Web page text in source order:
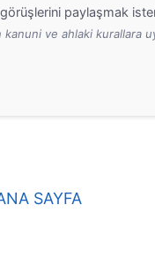
paylaşmak
kanuni ve ahlaki kurallara
SAYFA